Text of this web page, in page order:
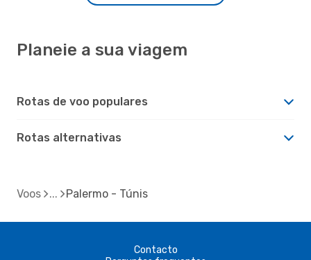
Planeie a sua viagem
Rotas de voo populares
Rotas alternativas
Voos Palermo - Túnis
Contacto